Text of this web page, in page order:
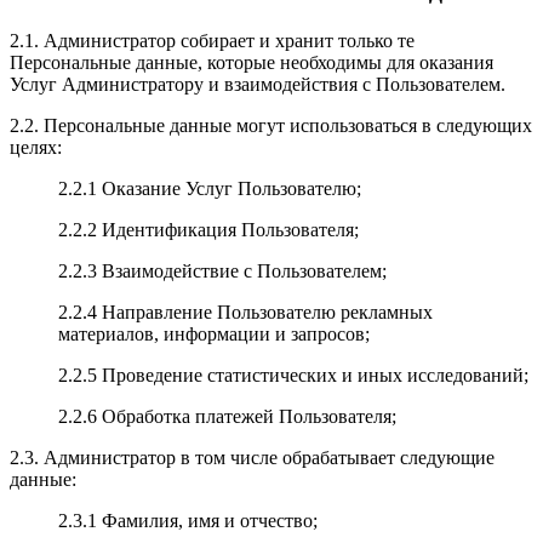
2.1. Администратор собирает и хранит только те
Персональные данные, которые необходимы для оказания
Услуг Администратору и взаимодействия с Пользователем.
2.2. Персональные данные могут использоваться в следующих
целях:
2.2.1 Оказание Услуг Пользователю;
2.2.2 Идентификация Пользователя;
2.2.3 Взаимодействие с Пользователем;
2.2.4 Направление Пользователю рекламных
материалов, информации и запросов;
2.2.5 Проведение статистических и иных исследований;
2.2.6 Обработка платежей Пользователя;
2.3. Администратор в том числе обрабатывает следующие
данные:
2.3.1 Фамилия, имя и отчество;